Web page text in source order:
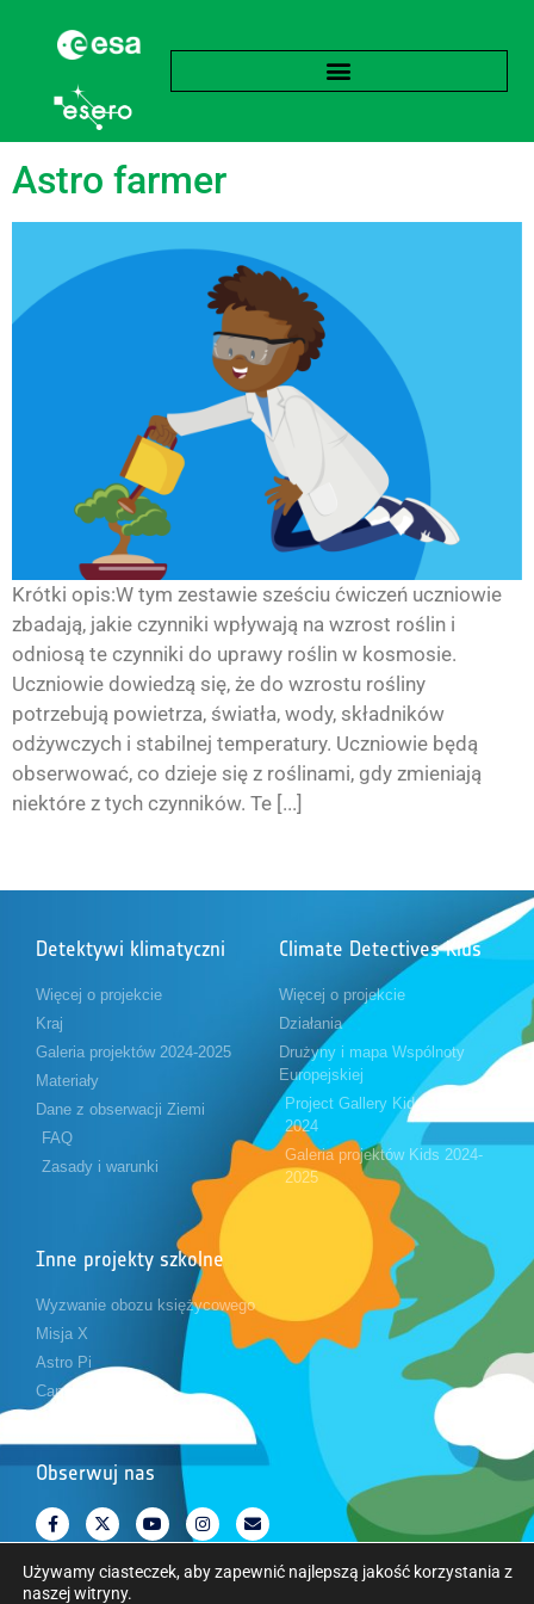
Tag:Księżyc
Astro farmer
Krótki opis:W tym zestawie sześciu ćwiczeń uczniowie
zbadają, jakie czynniki wpływają na wzrost roślin i
odniosą te czynniki do uprawy roślin w kosmosie.
Uczniowie dowiedzą się, że do wzrostu rośliny
potrzebują powietrza, światła, wody, składników
odżywczych i stabilnej temperatury. Uczniowie będą
obserwować, co dzieje się z roślinami, gdy zmieniają
niektóre z tych czynników. Te [...]
Detektywi klimatyczni
Więcej o projekcie
Kraj
Galeria projektów 2024-2025
Materiały
Dane z obserwacji Ziemi
FAQ
Zasady i warunki
Climate Detectives Kids
Więcej o projekcie
Działania
Drużyny i mapa Wspólnoty
Europejskiej
Project Gallery Kids 2023-
2024
Galeria projektów Kids 2024-
2025
Inne projekty szkolne
Wyzwanie obozu księżycowego
Misja X
Astro Pi
CanSat
Obserwuj nas
Używamy ciasteczek, aby zapewnić najlepszą jakość korzystania z
naszej witryny.